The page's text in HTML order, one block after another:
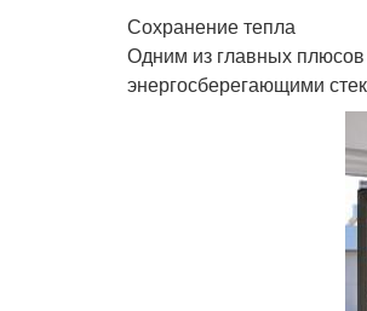
Сохранение тепла
Одним из главных
энергосберегающими